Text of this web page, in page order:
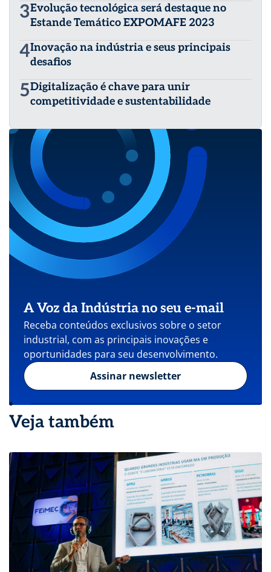
3Evolução tecnológica será destaque no
Estande Temático EXPOMAFE 2023
4Inovação na indústria e seus principais
desafios
5Digitalização é chave para unir
competitividade e sustentabilidade
A Voz da Indústria no seu e-mail
Receba conteúdos exclusivos sobre o setor
industrial, com as principais inovações e
oportunidades para seu desenvolvimento.
Assinar newsletter
Veja também